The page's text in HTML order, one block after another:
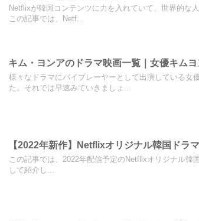
Netflixが韓国コンテンツに力を入れていて、世界的な
この記事では、Netf...
キム・ヨンアのドラマ映画一覧｜女優キム
様々なドラマにバイプレーヤーとして出演している女
た。それでは早速みていきましょ...
【2022年新作】Netflixオリジナル韓国ドラ
この記事では、2022年配信予定のNetflixオリジナル韓
して紹介し...